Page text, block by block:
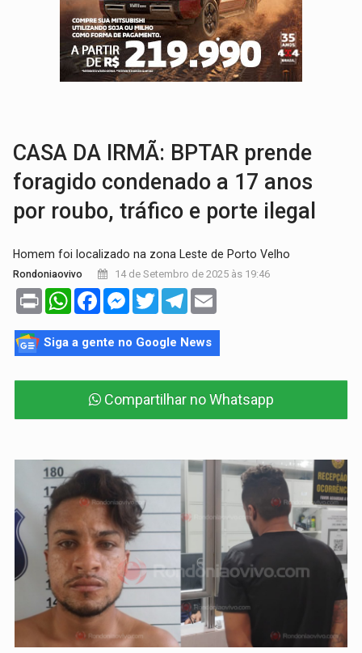
VÍDEO:Ladrão é filmado furtando moto na frente do bar
BOLSAS DE PESQUISA:Iniciativa Amazônia+10 lança chamada para fortalecer
MATERIAL:Brasil tem grandes reservas de urânio, mas produz pouco e
TRIBUNAL DO CRIME:
CASA DA IRMÃ: BPTAR prende
foragido condenado a 17 anos
por roubo, tráfico e porte ilegal
Homem foi localizado na zona Leste de Porto Velho
Rondoniaovivo 14 de Setembro de 2025 às 19:46
Print WhatsAppFacebookMessenger
TwitterTelegram
Siga a gente no Google News
Compartilhar no Whatsapp